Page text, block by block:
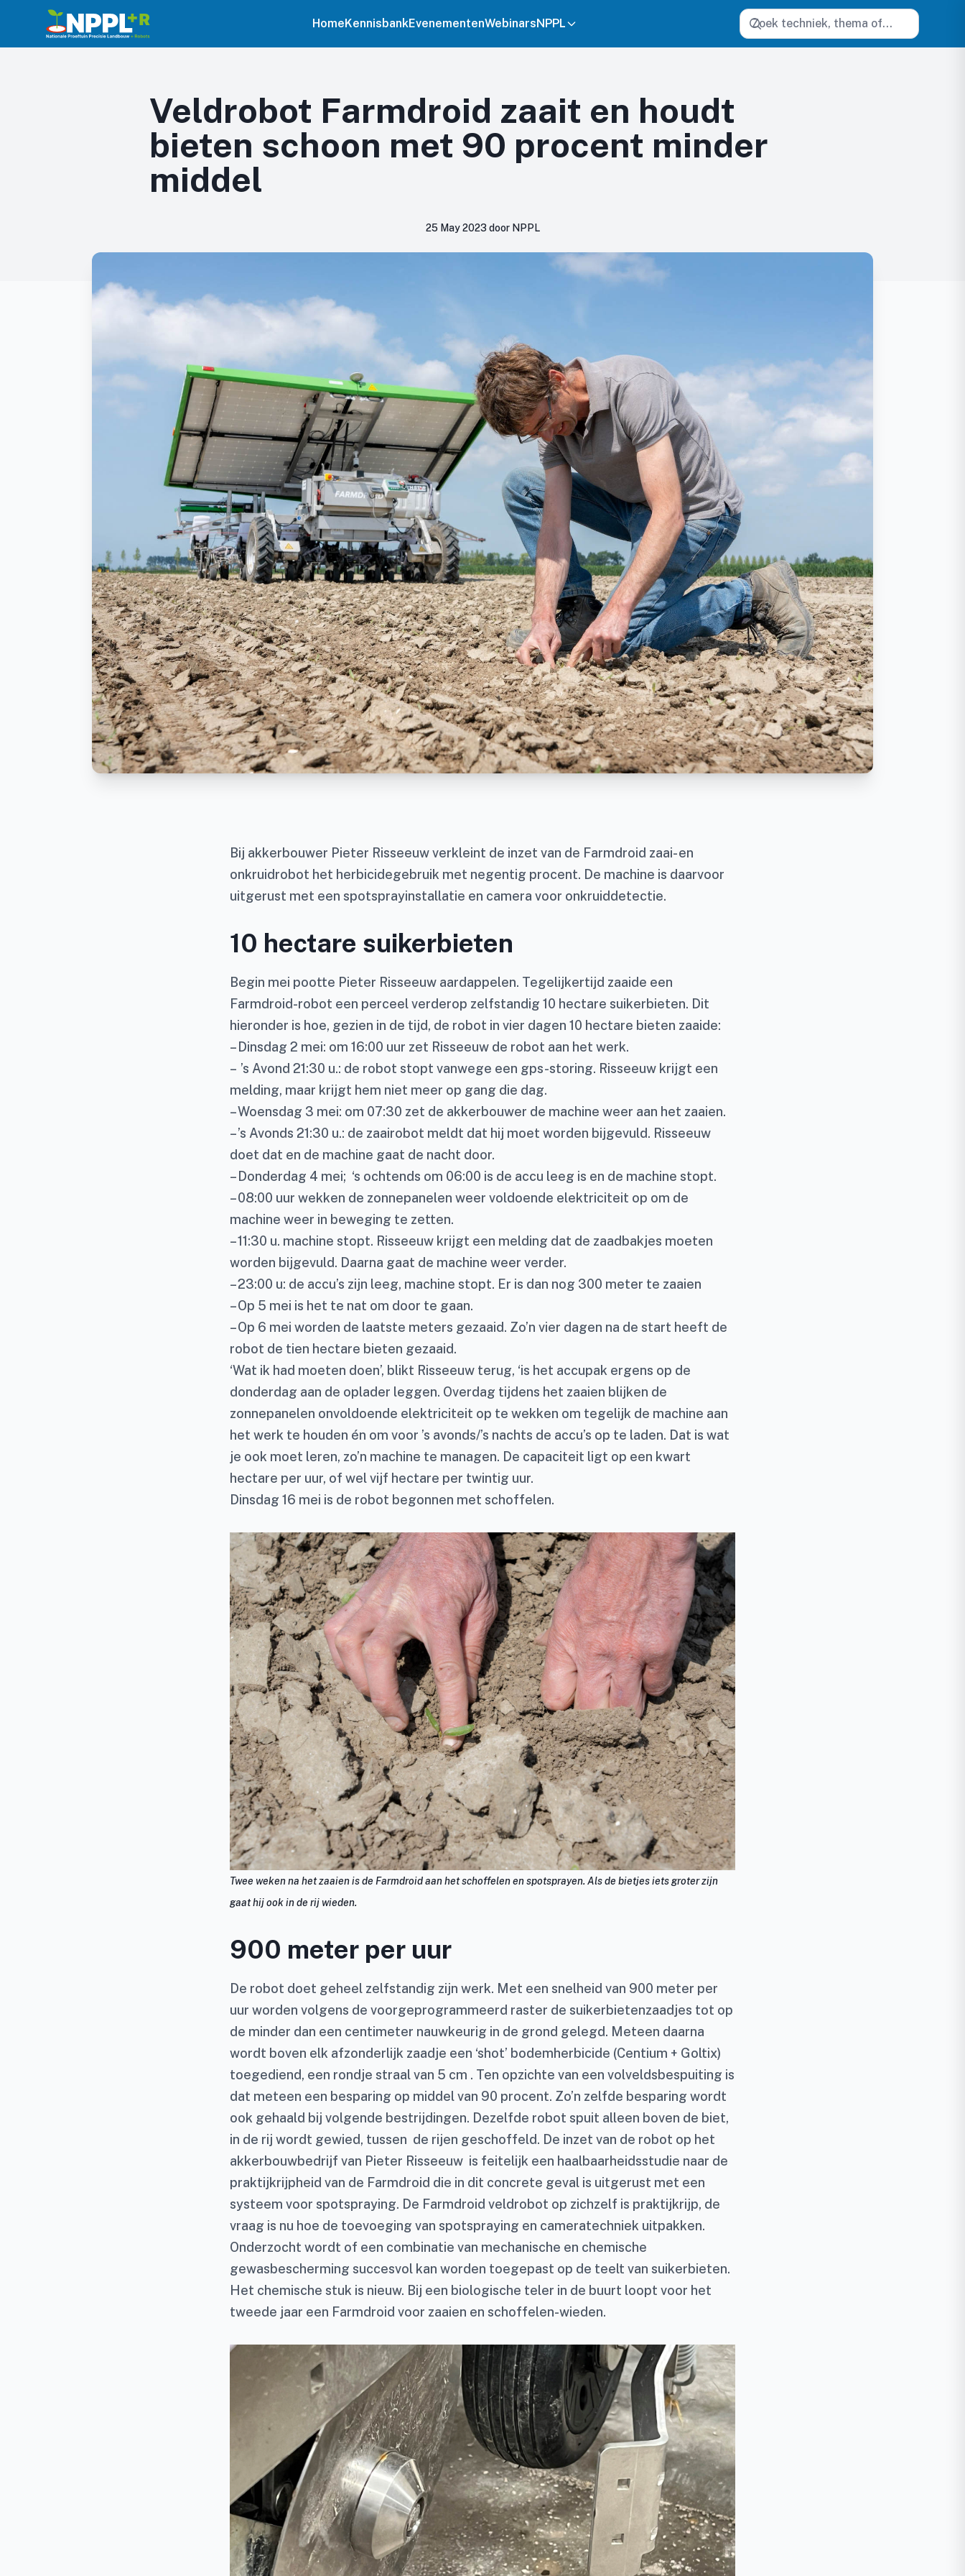
HomeKennisbankEvenementenWebinarsNPPL Zoeken
Veldrobot Farmdroid zaait en houdt
bieten schoon met 90 procent minder
middel
25 May 2023 door NPPL
Bij akkerbouwer Pieter Risseeuw verkleint de inzet van de Farmdroid zaai- en
onkruidrobot het herbicidegebruik met negentig procent. De machine is daarvoor
uitgerust met een spotsprayinstallatie en camera voor onkruiddetectie.
10 hectare suikerbieten
Begin mei pootte Pieter Risseeuw aardappelen. Tegelijkertijd zaaide een
Farmdroid-robot een perceel verderop zelfstandig 10 hectare suikerbieten. Dit
hieronder is hoe, gezien in de tijd, de robot in vier dagen 10 hectare bieten zaaide:
– Dinsdag 2 mei: om 16:00 uur zet Risseeuw de robot aan het werk.
– ’s Avond 21:30 u.: de robot stopt vanwege een gps-storing. Risseeuw krijgt een
melding, maar krijgt hem niet meer op gang die dag.
– Woensdag 3 mei: om 07:30 zet de akkerbouwer de machine weer aan het zaaien.
– ’s Avonds 21:30 u.: de zaairobot meldt dat hij moet worden bijgevuld. Risseeuw
doet dat en de machine gaat de nacht door.
– Donderdag 4 mei; ‘s ochtends om 06:00 is de accu leeg is en de machine stopt.
– 08:00 uur wekken de zonnepanelen weer voldoende elektriciteit op om de
machine weer in beweging te zetten.
– 11:30 u. machine stopt. Risseeuw krijgt een melding dat de zaadbakjes moeten
worden bijgevuld. Daarna gaat de machine weer verder.
– 23:00 u: de accu’s zijn leeg, machine stopt. Er is dan nog 300 meter te zaaien
– Op 5 mei is het te nat om door te gaan.
– Op 6 mei worden de laatste meters gezaaid. Zo’n vier dagen na de start heeft de
robot de tien hectare bieten gezaaid.
‘Wat ik had moeten doen’, blikt Risseeuw terug, ‘is het accupak ergens op de
donderdag aan de oplader leggen. Overdag tijdens het zaaien blijken de
zonnepanelen onvoldoende elektriciteit op te wekken om tegelijk de machine aan
het werk te houden én om voor ’s avonds/’s nachts de accu’s op te laden. Dat is wat
je ook moet leren, zo’n machine te managen. De capaciteit ligt op een kwart
hectare per uur, of wel vijf hectare per twintig uur.
Dinsdag 16 mei is de robot begonnen met schoffelen.
Twee weken na het zaaien is de Farmdroid aan het schoffelen en spotsprayen. Als de bietjes iets groter zijn
gaat hij ook in de rij wieden.
900 meter per uur
De robot doet geheel zelfstandig zijn werk. Met een snelheid van 900 meter per
uur worden volgens de voorgeprogrammeerd raster de suikerbietenzaadjes tot op
de minder dan een centimeter nauwkeurig in de grond gelegd. Meteen daarna
wordt boven elk afzonderlijk zaadje een ‘shot’ bodemherbicide (Centium + Goltix)
toegediend, een rondje straal van 5 cm . Ten opzichte van een volveldsbespuiting is
dat meteen een besparing op middel van 90 procent. Zo’n zelfde besparing wordt
ook gehaald bij volgende bestrijdingen. Dezelfde robot spuit alleen boven de biet,
in de rij wordt gewied, tussen de rijen geschoffeld. De inzet van de robot op het
akkerbouwbedrijf van Pieter Risseeuw is feitelijk een haalbaarheidsstudie naar de
praktijkrijpheid van de Farmdroid die in dit concrete geval is uitgerust met een
systeem voor spotspraying. De Farmdroid veldrobot op zichzelf is praktijkrijp, de
vraag is nu hoe de toevoeging van spotspraying en cameratechniek uitpakken.
Onderzocht wordt of een combinatie van mechanische en chemische
gewasbescherming succesvol kan worden toegepast op de teelt van suikerbieten.
Het chemische stuk is nieuw. Bij een biologische teler in de buurt loopt voor het
tweede jaar een Farmdroid voor zaaien en schoffelen-wieden.